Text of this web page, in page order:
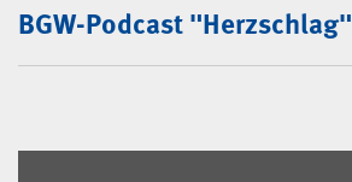
BGW-Podcast "Herzschlag"